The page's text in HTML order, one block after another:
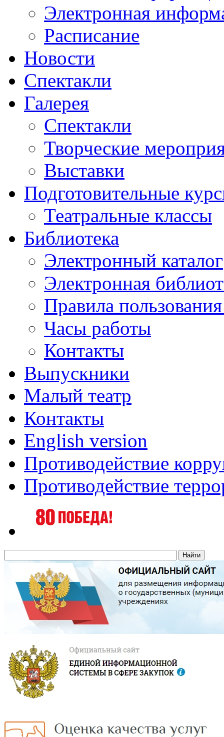
Электронная
Расписание
Новости
Спектакли
Галерея
Спектакли
Творческие
Выставки
Подготовительные
Театральные классы
Библиотека
Электронный каталог
Электронная
Правила
Часы работы
Контакты
Выпускники
Малый театр
Контакты
English version
Противодействие
Противодействие